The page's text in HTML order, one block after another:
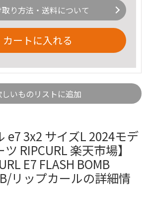
り方法・送料について
カートに入れる
いものリストに追加
e7 3x2 サイズL 2024モデ
RIPCURL 楽天市場】
E7 FLASH BOMB
リップカールの詳細情